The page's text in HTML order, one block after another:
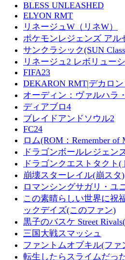
BLESS UNLEASHED
ELYON RMT
リネージュW（リネW）
ポケモンレジェンズ アル
サンクラシック(SUN
リネージュ2 レボリュー
FIFA23
DEKARON RMT|デカロ
オーディン：ヴァルハラ
ディアブロ4
ブレイドアンドソウル2
FC24
ロム(ROM：Remember of
ドラゴンボールレジェン
ドラゴンクエストタクト
崩壊スターレイル(崩スタ)
ロマンシングサガリ・ユ
この素晴らしい世界に祝
ックデイズ(このファン)
黒子のバスケ Street
三国大戦スマッシュ
ファントムオブキル(ファ
転生したらスライムだっ